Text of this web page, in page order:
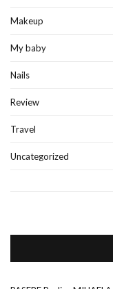
Makeup
My baby
Nails
Review
Travel
Uncategorized